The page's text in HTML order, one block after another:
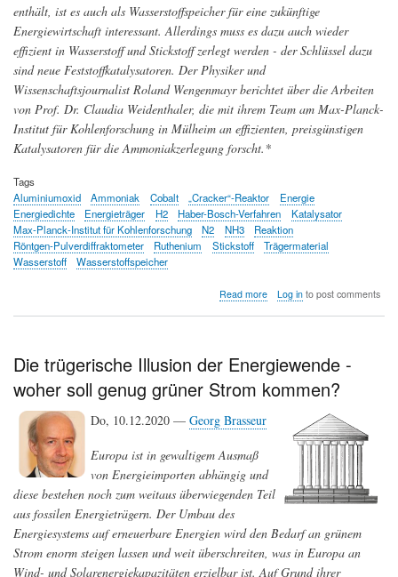
enthält, ist es auch als Wasserstoffspeicher für eine zukünftige
Energiewirtschaft interessant. Allerdings muss es dazu auch wieder
effizient in Wasserstoff und Stickstoff zerlegt werden - der Schlüssel dazu
sind neue Feststoffkatalysatoren. Der Physiker und
Wissenschaftsjournalist Roland Wengenmayr berichtet über die Arbeiten
von Prof. Dr. Claudia Weidenthaler, die mit ihrem Team am Max-Planck-
Institut für Kohlenforschung in Mülheim an effizienten, preisgünstigen
Katalysatoren für die Ammoniakzerlegung forscht.*
Tags
Aluminiumoxid
Ammoniak Cobalt „Cracker“-Reaktor
Energie
Energiedichte
Energieträger H2 Haber-Bosch-Verfahren
Katalysator
Max-Planck-Institut für Kohlenforschung
N2 NH3
Reaktion
Röntgen-Pulverdiffraktometer
Ruthenium Stickstoff
Trägermaterial
Wasserstoff
Wasserstoffspeicher
Read moreabout
grünem
produziertem
zum
Wasserstoffspeicher
Log into post comments
Die trügerische Illusion der Energiewende -
woher soll genug grüner Strom kommen?
Do, 10.12.2020 — Georg Brasseur
Europa ist in gewaltigem Ausmaß
von Energieimporten abhängig und
diese bestehen noch zum weitaus überwiegenden Teil
aus fossilen Energieträgern. Der Umbau des
Energiesystems auf erneuerbare Energien wird den Bedarf an grünem
Strom enorm steigen lassen und weit überschreiten, was in Europa an
Wind- und Solarenergiekapazitäten erzielbar ist. Auf Grund ihrer